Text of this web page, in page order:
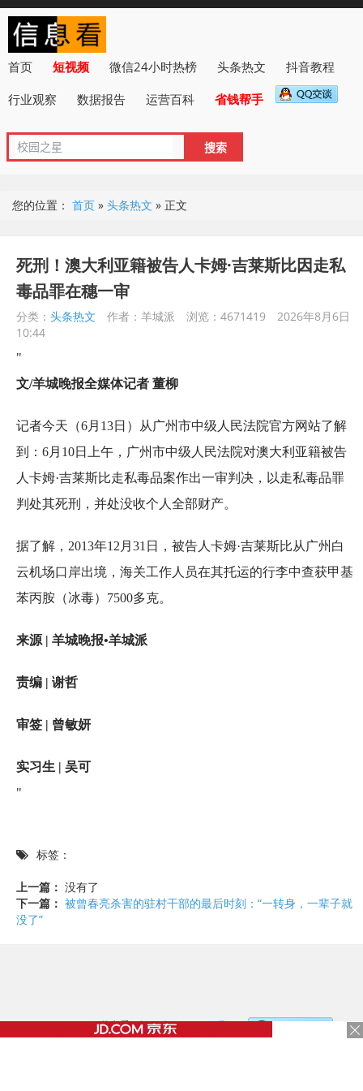
首页 短视频 微信24小时热榜 头条热文
抖音教程
行业观察
数据报告 运营百科 省钱帮手
您的位置： 首页 » 头条热文 » 正文
死刑！澳大利亚籍被告人卡姆·吉莱斯比因走私
毒品罪在穗一审
分类： 头条热文 作者：羊城派 浏览：4671419
2026年8月6日
10:44
"
文/羊城晚报全媒体记者 董柳
记者今天（6月13日）从广州市中级人民法院官方网站了解
到：6月10日上午，广州市中级人民法院对澳大利亚籍被告
人卡姆·吉莱斯比走私毒品案作出一审判决，以走私毒品罪
判处其死刑，并处没收个人全部财产。
据了解，2013年12月31日，被告人卡姆·吉莱斯比从广州白
云机场口岸出境，海关工作人员在其托运的行李中查获甲基
苯丙胺（冰毒）7500多克。
来源 | 羊城晚报•羊城派
责编 | 谢哲
审签 | 曾敏妍
实习生 | 吴可
"
标签：
上一篇： 没有了
下一篇： 被曾春亮杀害的驻村干部的最后时刻：“一转身，一辈子就
没了”
©2017 - 2020 / 信息看 /粤ICP备17153186号-2，